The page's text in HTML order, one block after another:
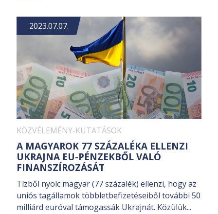
KÖZVÉLEMÉNY-KUTATÁSOK
2023.07.07.
A MAGYAROK 77 SZÁZALÉKA ELLENZI
UKRAJNA EU-PÉNZEKBŐL VALÓ
FINANSZÍROZÁSÁT
Tízből nyolc magyar (77 százalék) ellenzi, hogy az
uniós tagállamok többletbefizetéseiből további 50
milliárd euróval támogassák Ukrajnát. Közülük...